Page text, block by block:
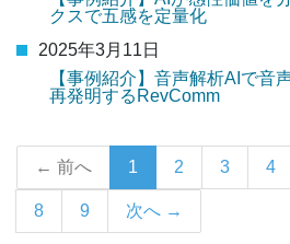
クスで五感を定量化
2025年3月11日
【事例紹介】音声解析AIで音
再発明するRevComm
← 前へ 1 2 3 4
8 9 次へ →